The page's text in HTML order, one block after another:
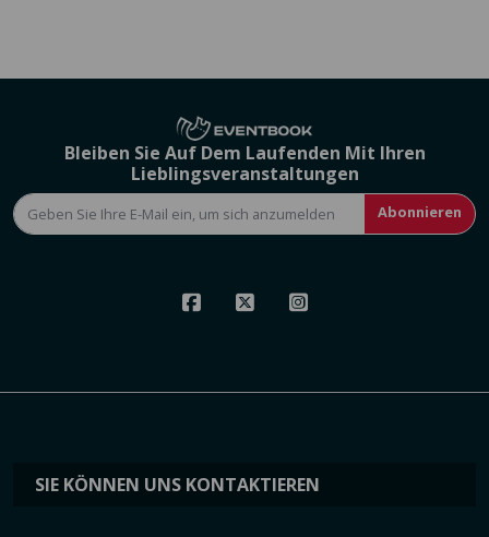
Bleiben Sie Auf Dem Laufenden Mit Ihren
Lieblingsveranstaltungen
Abonnieren
SIE KÖNNEN UNS KONTAKTIEREN